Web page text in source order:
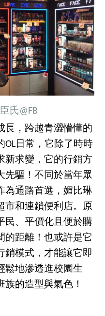
氏@FB
長，跨越青澀懵懂的
OL日常，它除了時時
新求變，它的行銷方
先驅！不同於當年眾
為通路首選，媚比琳
市和連鎖便利店。原
民、平價化且便於購
的距離！也或許是它
銷模式，才能讓它即
鬆地滲透進校園生
的造型與氣色！